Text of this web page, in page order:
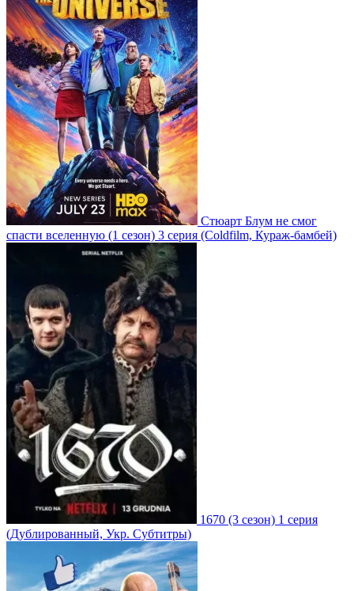
Стюарт Блум не смог
спасти вселенную (1 сезон) 3 серия (Coldfilm, Кураж-бамбей)
1670 (3 сезон) 1 серия
(Дублированный, Укр. Субтитры)